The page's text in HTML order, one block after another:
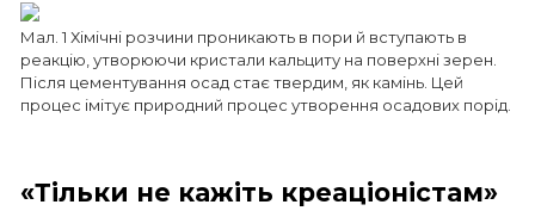
Мал. 1 Хімічні розчини проникають в пори й вступають в
реакцію, утворюючи кристали кальциту на поверхні зерен.
Після цементування осад стає твердим, як камінь. Цей
процес імітує природний процес утворення осадових порід.
«Тільки не кажіть креаціоністам»